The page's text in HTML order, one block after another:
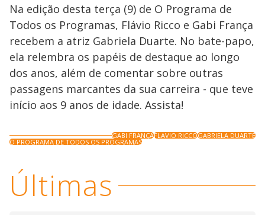
Na edição desta terça (9) de O Programa de
Todos os Programas, Flávio Ricco e Gabi França
recebem a atriz Gabriela Duarte. No bate-papo,
ela relembra os papéis de destaque ao longo
dos anos, além de comentar sobre outras
passagens marcantes da sua carreira - que teve
início aos 9 anos de idade. Assista!
GABI FRANÇAFLAVIO RICCOGABRIELA DUARTE
O PROGRAMA DE TODOS OS PROGRAMAS
Últimas